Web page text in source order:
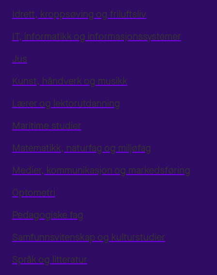
Idrett, kroppsøving og friluftsliv
IT, informatikk og informasjonssystemer
Jus
Kunst, håndverk og musikk
Lærer og lektorutdanning
Maritime studier
Matematikk, naturfag og miljøfag
Medier, kommunikasjon og markedsføring
Optometri
Pedagogiske fag
Samfunnsvitenskap og kulturstudier
Språk og litteratur